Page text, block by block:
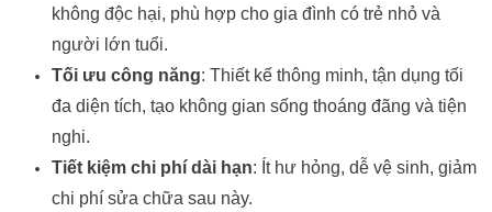
không độc hại, phù hợp cho gia đình có trẻ nhỏ và
người lớn tuổi.
Tối ưu công năng: Thiết kế thông minh, tận dụng tối
đa diện tích, tạo không gian sống thoáng đãng và tiện
nghi.
Tiết kiệm chi phí dài hạn: Ít hư hỏng, dễ vệ sinh, giảm
chi phí sửa chữa sau này.